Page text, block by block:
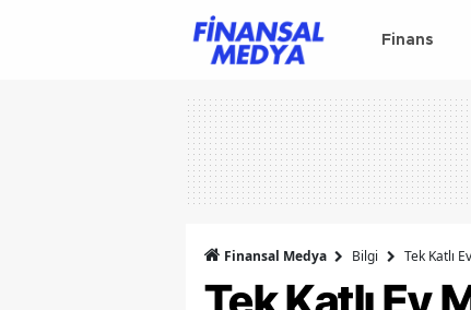
Finans
Finansal Medya Bilgi Tek Katlı